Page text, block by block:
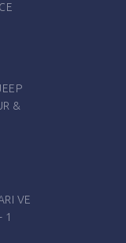
&
VE
1